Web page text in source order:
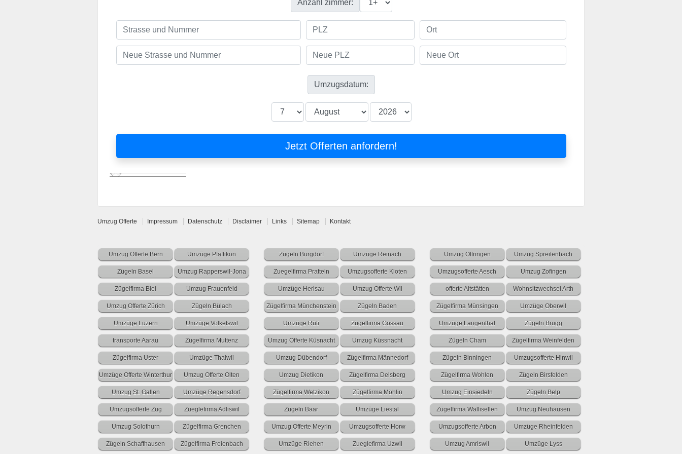
Umzug Offerte Impressum Datenschutz Disclaimer Links Sitemap Kontakt
Umzug Offerte Bern
Zügeln Basel
Zügelfirma Biel
Umzug Offerte Zürich
Umzüge Luzern
transporte Aarau
Zügelfirma Uster
Umzüge Offerte Winterthur
Umzug St. Gallen
Umzugsofferte Zug
Umzug Solothurn
Zügeln Schaffhausen
Umzüge Pfäffikon
Umzug Rapperswil-Jona
Umzug Frauenfeld
Zügeln Bülach
Umzüge Volketswil
Zügelfirma Muttenz
Umzüge Thalwil
Umzug Offerte Olten
Umzüge Regensdorf
Zueglefirma Adliswil
Zügelfirma Grenchen
Zügelfirma Freienbach
Zügeln Burgdorf
Zuegelfirma Pratteln
Umzüge Herisau
Zügelfirma Münchenstein
Umzüge Rüti
Umzug Offerte Küsnacht
Umzug Dübendorf
Umzug Dietikon
Zügelfirma Wetzikon
Zügeln Baar
Umzug Offerte Meyrin
Umzüge Riehen
Umzüge Reinach
Umzugsofferte Kloten
Umzug Offerte Wil
Zügeln Baden
Zügelfirma Gossau
Umzug Küssnacht
Zügelfirma Männedorf
Zügelfirma Delsberg
Zügelfirma Möhlin
Umzüge Liestal
Umzugsofferte Horw
Zueglefirma Uzwil
Umzug Oftringen
Umzugsofferte Aesch
offerte Altstätten
Zügelfirma Münsingen
Umzüge Langenthal
Zügeln Cham
Zügeln Binningen
Zügelfirma Wohlen
Umzug Einsiedeln
Zügelfirma Wallisellen
Umzugsofferte Arbon
Umzug Amriswil
Umzug Spreitenbach
Umzug Zofingen
Wohnsitzwechsel Arth
Umzüge Oberwil
Zügeln Brugg
Zügelfirma Weinfelden
Umzugsofferte Hinwil
Zügeln Birsfelden
Zügeln Belp
Umzug Neuhausen
Umzüge Rheinfelden
Umzüge Lyss